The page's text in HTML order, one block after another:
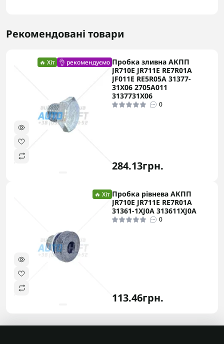
Рекомендовані товари
🔥 Хіт 👌 рекомендуємо Пробка зливна АКПП
JR710E JR711E RE7R01A
JF011E RE5R05A 31377-
31X06 2705A011
3137731X06
0
284.13грн.
🔥 Хіт Пробка рівнева АКПП
JR710E JR711E RE7R01A
31361-1XJ0A 313611XJ0A
0
113.46грн.